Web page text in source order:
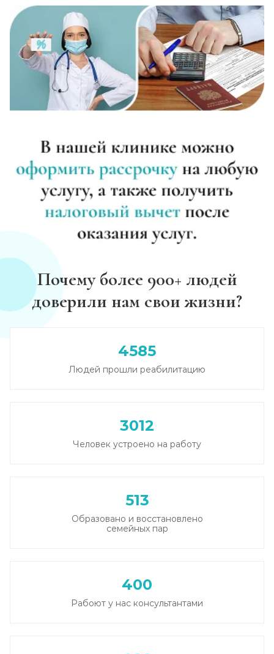
от 2 500 ₽ Записаться
Диагностика алкоголизма
от 750 ₽ Записаться
Лечение похмелья
Экстренное вытрезвление
от 1 450 ₽ Записаться
Прокапаться от алкоголя
Круглосуточный вывод из запоя
от 2 500 ₽ Записаться
Круглосуточный вывод из запоя
Вывод из запоя в стационаре (сутки)
Снятие алкогольной интоксикации
Записаться
Лечение плазмаферезом
Кодирование от алкоголизма
Записаться
Почему более 900+ людей
доверили нам свои жизни?
4585
Людей прошли реабилитацию
3012
Человек устроено на работу
513
Образовано и восстановлено
семейных пар
400
Рабоют у нас консультантами